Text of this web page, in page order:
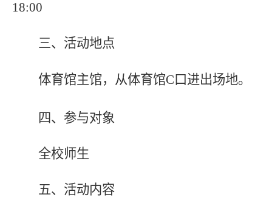
18:00
三、活动地点
体育馆主馆， 从体育馆C口进出场地。
四、参与对象
全校师生
五、活动内容